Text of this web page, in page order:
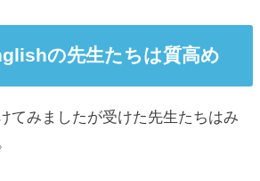
の先生たちは質高め
てみましたが受けた先生たちはみ